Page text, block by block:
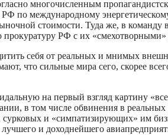
многочисленным
РФ по международному
стоимости. Туда же, в
РФ с их «смехотворными»
себя от реальных и мнимых
что сильные мира сего, скорее
на первый взгляд картину
в том числе обвинения в
и «симпатизирующих» им
и доходнейшего